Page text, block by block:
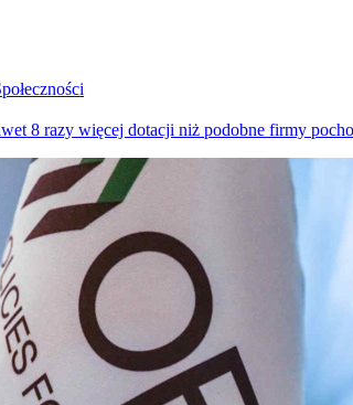
8 razy więcej dotacji niż podobne firmy